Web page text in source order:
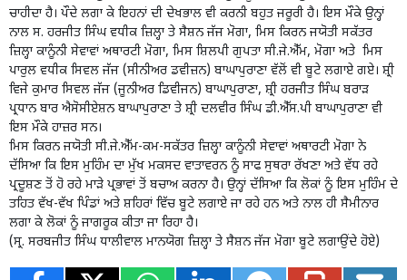
ਚਾਹੀਦਾ ਹੈ। ਪੌਦੇ ਲਗਾ ਕੇ ਇਹਨਾਂ ਦੀ ਦੇਖਭਾਲ ਵੀ ਕਰਨੀ ਬਹੁਤ ਜਰੂਰੀ ਹੈ। ਇਸ ਮੌਕੇ ਉਨ੍ਹਾਂ
ਨਾਲ ਸ. ਹਰਜੀਤ ਸਿੰਘ ਵਧੀਕ ਜ਼ਿਲ੍ਹਾ ਤੇ ਸੈਸ਼ਨ ਜੱਜ ਮੋਗਾ, ਮਿਸ ਕਿਰਨ ਜਯੋਤੀ ਸਕੱਤਰ
ਜ਼ਿਲ੍ਹਾ ਕਾਨੂੰਨੀ ਸੇਵਾਵਾਂ ਅਥਾਰਟੀ ਮੋਗਾ, ਮਿਸ ਸ਼ਿਲਪੀ ਗੁਪਤਾ ਸੀ.ਜੇ.ਐੱਮ, ਮੋਗਾ ਅਤੇ ਮਿਸ
ਪਾਰੁਲ ਵਧੀਕ ਸਿਵਲ ਜੱਜ (ਸੀਨੀਅਰ ਡਵੀਜ਼ਨ) ਬਾਘਾਪੁਰਾਣਾ ਵੱਲੋਂ ਵੀ ਬੂਟੇ ਲਗਾਏ ਗਏ। ਸ਼੍ਰੀ
ਵਿਜੇ ਕੁਮਾਰ ਸਿਵਲ ਜੱਜ (ਜੂਨੀਅਰ ਡਿਵੀਜਨ) ਬਾਘਾਪੁਰਾਣਾ, ਸ਼੍ਰੀ ਹਰਜੀਤ ਸਿੰਘ ਬਰਾੜ
ਪ੍ਰਧਾਨ ਬਾਰ ਐਸੋਸੀਏਸ਼ਨ ਬਾਘਾਪੁਰਾਣਾ ਤੇ ਸ਼੍ਰੀ ਦਲਵੀਰ ਸਿੰਘ ਡੀ.ਐੱਸ.ਪੀ ਬਾਘਾਪੁਰਾਣਾ ਵੀ
ਇਸ ਮੌਕੇ ਹਾਜ਼ਰ ਸਨ।
ਮਿਸ ਕਿਰਨ ਜਯੋਤੀ ਸੀ.ਜੇ.ਐੱਮ-ਕਮ-ਸਕੱਤਰ ਜ਼ਿਲ੍ਹਾ ਕਾਨੂੰਨੀ ਸੇਵਾਵਾਂ ਅਥਾਰਟੀ ਮੋਗਾ ਨੇ
ਦੱਸਿਆ ਕਿ ਇਸ ਮੁਹਿੰਮ ਦਾ ਮੁੱਖ ਮਕਸਦ ਵਾਤਾਵਰਨ ਨੂੰ ਸਾਫ ਸੁਥਰਾ ਰੱਖਣਾ ਅਤੇ ਵੱਧ ਰਹੇ
ਪ੍ਰਦੂਸ਼ਣ ਤੋਂ ਹੋ ਰਹੇ ਮਾੜੇ ਪ੍ਰਭਾਵਾਂ ਤੋਂ ਬਚਾਅ ਕਰਨਾ ਹੈ। ਉਨ੍ਹਾਂ ਦੱਸਿਆ ਕਿ ਲੋਕਾਂ ਨੂੰ ਇਸ ਮੁਹਿੰਮ ਦੇ
ਤਹਿਤ ਵੱਖ-ਵੱਖ ਪਿੰਡਾਂ ਅਤੇ ਸ਼ਹਿਰਾਂ ਵਿੱਚ ਬੂਟੇ ਲਗਾਏ ਜਾ ਰਹੇ ਹਨ ਅਤੇ ਨਾਲ ਹੀ ਸੈਮੀਨਾਰ
ਲਗਾ ਕੇ ਲੋਕਾਂ ਨੂੰ ਜਾਗਰੂਕ ਕੀਤਾ ਜਾ ਰਿਹਾ ਹੈ।
(ਸ੍ਰ. ਸਰਬਜੀਤ ਸਿੰਘ ਧਾਲੀਵਾਲ ਮਾਨਯੋਗ ਜ਼ਿਲ੍ਹਾ ਤੇ ਸੈਸ਼ਨ ਜੱਜ ਮੋਗਾ ਬੂਟੇ ਲਗਾਉਂਦੇ ਹੋਏ)